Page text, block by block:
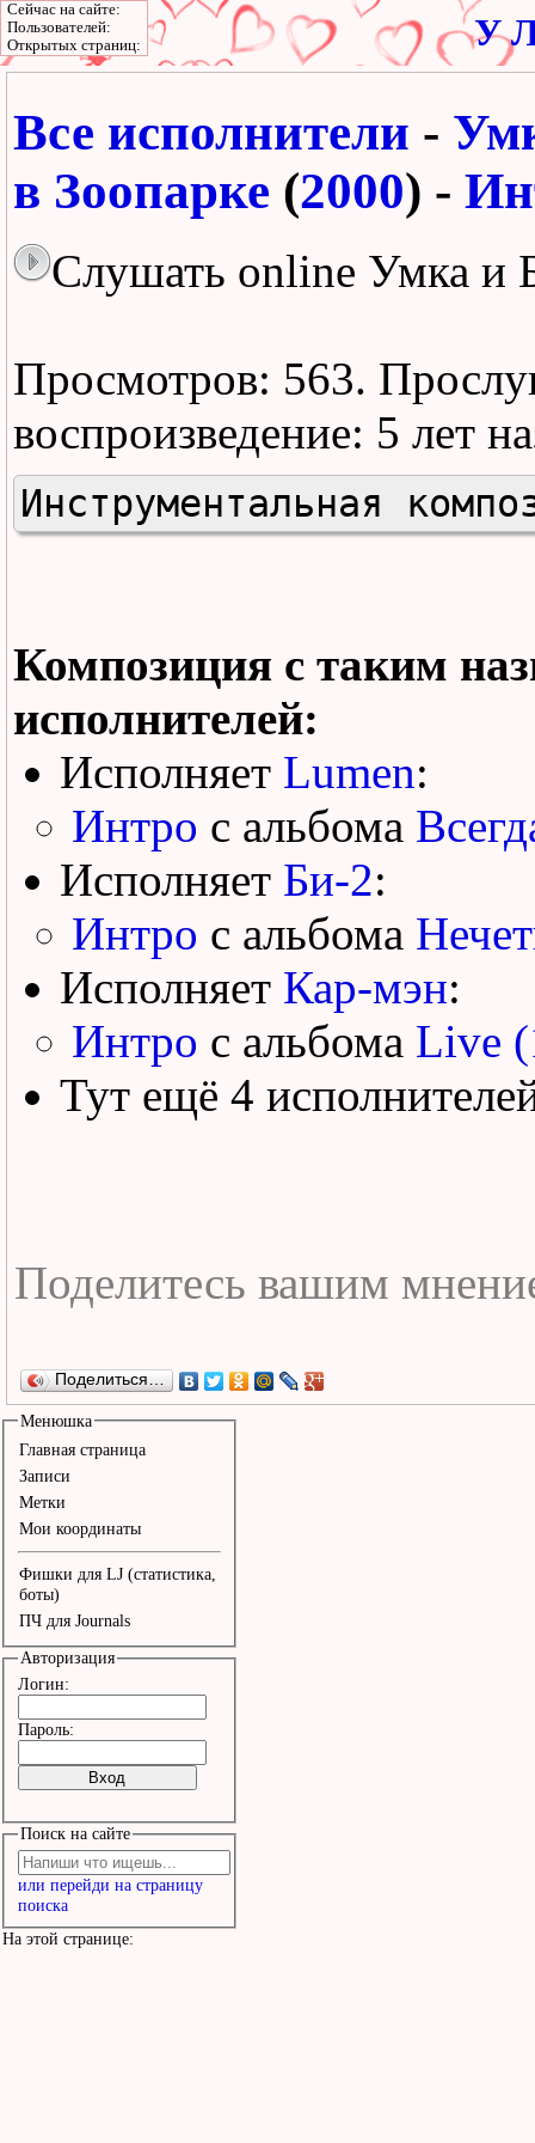
У
Все исполнители -
в Зоопарке (2000) -
Слушать online Умка и
Просмотров: 563.
воспроизведение: 5 лет
Инструментальная
Композиция с таким
исполнителей:
Исполняет Lumen:
Интро с альбома
Исполняет Би-2:
Интро с альбома
Исполняет Кар-мэн:
Интро с альбома Live
Тут ещё 4
Поделиться…
Менюшка
Главная страница
Записи
Метки
Мои координаты
Фишки для LJ (статистика,
боты)
ПЧ для Journals
Авторизация
Логин:
Пароль:
Поиск на сайте
или перейди на страницу
поиска
На этой странице:
Сейчас на сайте:
Пользователей:
Открытых страниц: